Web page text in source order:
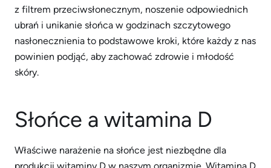
z filtrem przeciwsłonecznym, noszenie odpowiednich
ubrań i unikanie słońca w godzinach szczytowego
nasłonecznienia to podstawowe kroki, które każdy z nas
powinien podjąć, aby zachować zdrowie i młodość
skóry.
Słońce a witamina D
Właściwe narażenie na słońce jest niezbędne dla